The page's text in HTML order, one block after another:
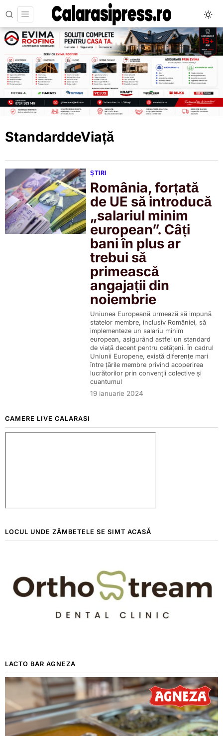
StandarddeViață
ȘTIRI
România, forțată
de UE să introducă
„salariul minim
european”. Câți
bani în plus ar
trebui să
primească
angajații din
noiembrie
Uniunea Europeană urmează să impună
statelor membre, inclusiv României, să
implementeze un salariu minim
european, asigurând astfel un standard
de viață decent pentru cetățeni. În cadrul
Uniunii Europene, există diferențe mari
între țările membre privind acoperirea
lucrătorilor prin convenții colective și
cuantumul
19 ianuarie 2024
CAMERE LIVE CALARASI
LOCUL UNDE ZÂMBETELE SE SIMT ACASĂ
LACTO BAR AGNEZA